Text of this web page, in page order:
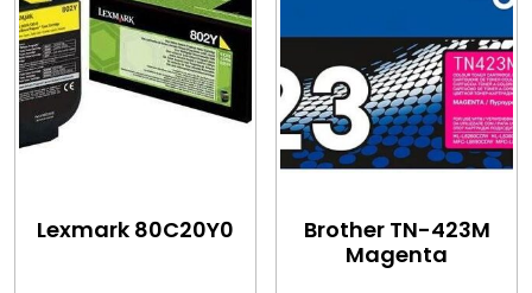
Lexmark 80C20Y0
Brother TN-423M
Magenta